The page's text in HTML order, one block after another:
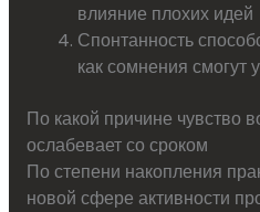
влияние плохих идей
Спонтанность
как сомнения смогут
По какой причине чувство
ослабевает со сроком
По степени накопления
новой сфере активности